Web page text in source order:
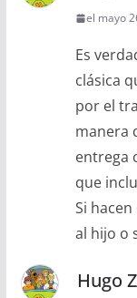
el mayo
Es
clásica
por el
manera
entrega
que
Si
al hijo o
Hugo